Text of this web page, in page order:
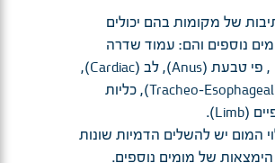
של מקומות בהם יכולים
נוספים והם: עמוד שדרה
(Vertebra) , פי טבעת (Anus), לב (Cardiac),
קנה וושט (Tracheo-Esophageal), כליות
המום יש להשלים הדמיות שונות
של מומים נוספים.